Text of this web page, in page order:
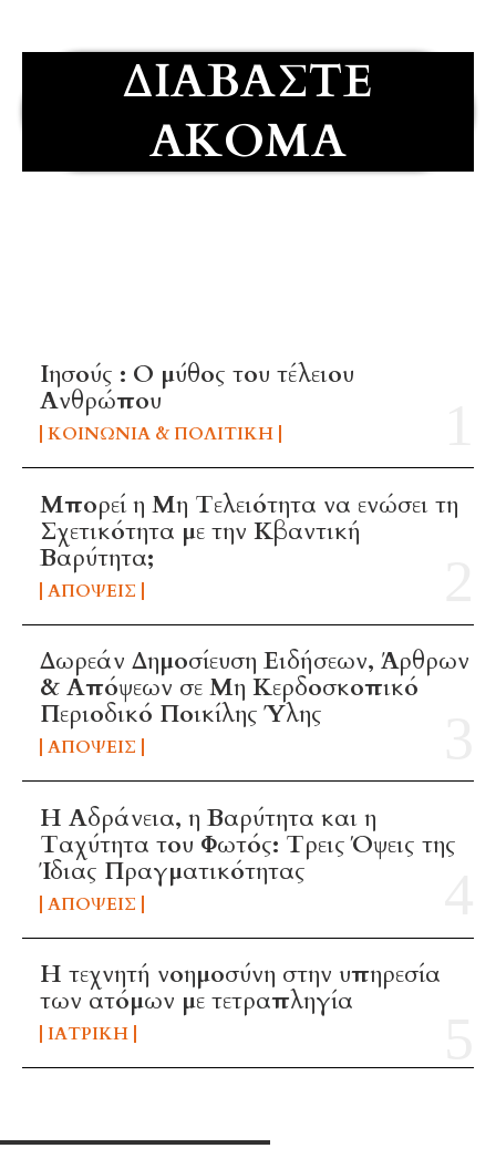
ΔΙΑΒΆΣΤΕ
ΑΚΌΜΑ
Ιησούς : Ο μύθος του τέλειου
Ανθρώπου
ΚΟΙΝΩΝΊΑ & ΠΟΛΙΤΙΚΉ
Μπορεί η Μη Τελειότητα να ενώσει τη
Σχετικότητα με την Κβαντική
Βαρύτητα;
ΑΠΌΨΕΙΣ
Δωρεάν Δημοσίευση Ειδήσεων, Άρθρων
& Απόψεων σε Μη Κερδοσκοπικό
Περιοδικό Ποικίλης Ύλης
ΑΠΌΨΕΙΣ
Η Αδράνεια, η Βαρύτητα και η
Ταχύτητα του Φωτός: Τρεις Όψεις της
Ίδιας Πραγματικότητας
ΑΠΌΨΕΙΣ
H τεχνητή νοημοσύνη στην υπηρεσία
των ατόμων με τετραπληγία
ΙΑΤΡΙΚΉ